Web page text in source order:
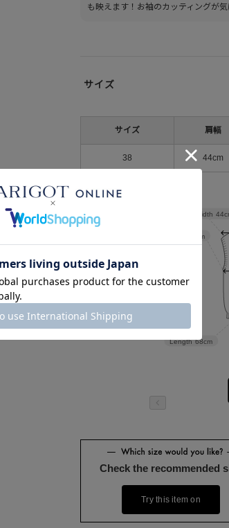
も映えます！お袖のカッティングが
サイズ
サイズ 肩幅
38 44cm
Length 68cm
56cm
Shoulder width
Check the recommended
Try this item on